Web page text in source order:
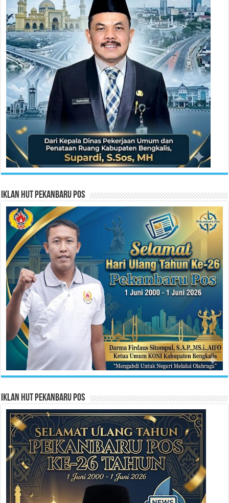
Iklan HUT Pekanbaru Pos
Iklan HUT Pekanbaru Pos